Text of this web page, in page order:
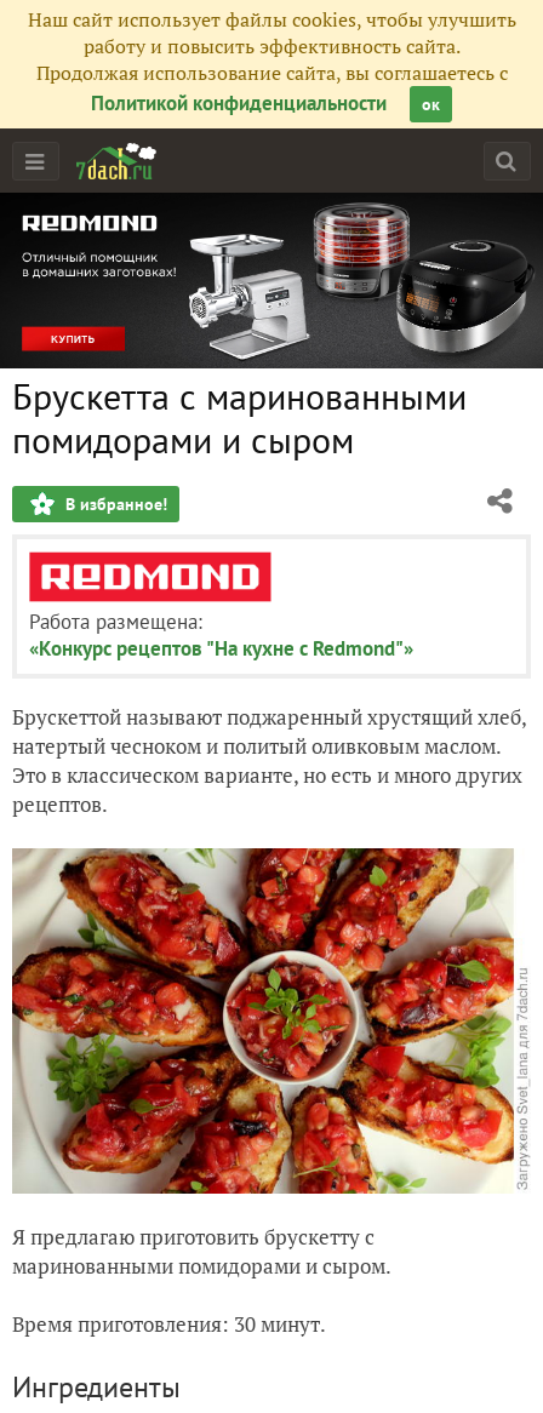
Наш сайт использует файлы cookies, чтобы улучшить
работу и повысить эффективность сайта.
Продолжая использование сайта, вы соглашаетесь с
Политикой конфиденциальности
ок
Брускетта с маринованными
помидорами и сыром
В избранное!
Работа размещена:
«Конкурс рецептов "На кухне с Redmond"»
Брускеттой называют поджаренный хрустящий хлеб,
натертый чесноком и политый оливковым маслом.
Это в классическом варианте, но есть и много других
рецептов.
Я предлагаю приготовить брускетту с
маринованными помидорами и сыром.
Время приготовления: 30 минут.
Ингредиенты